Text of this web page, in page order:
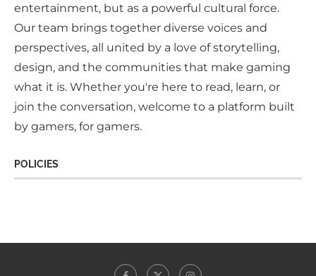
entertainment, but as a powerful cultural force.
Our team brings together diverse voices and
perspectives, all united by a love of storytelling,
design, and the communities that make gaming
what it is. Whether you're here to read, learn, or
join the conversation, welcome to a platform built
by gamers, for gamers.
POLICIES